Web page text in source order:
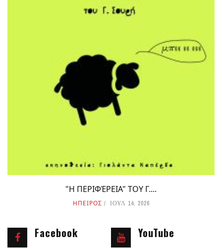
"Η ΠΕΡΙΦΈΡΕΙΑ" ΤΟΥ Γ....
ΗΠΕΙΡΟΣ ΙΟΥΛ 14, 2026
Facebook YouTube